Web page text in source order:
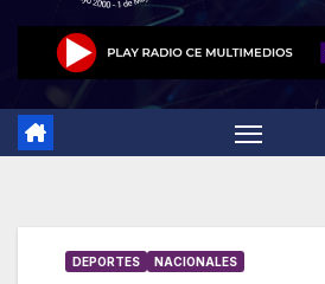
DEPORTES NACIONALES